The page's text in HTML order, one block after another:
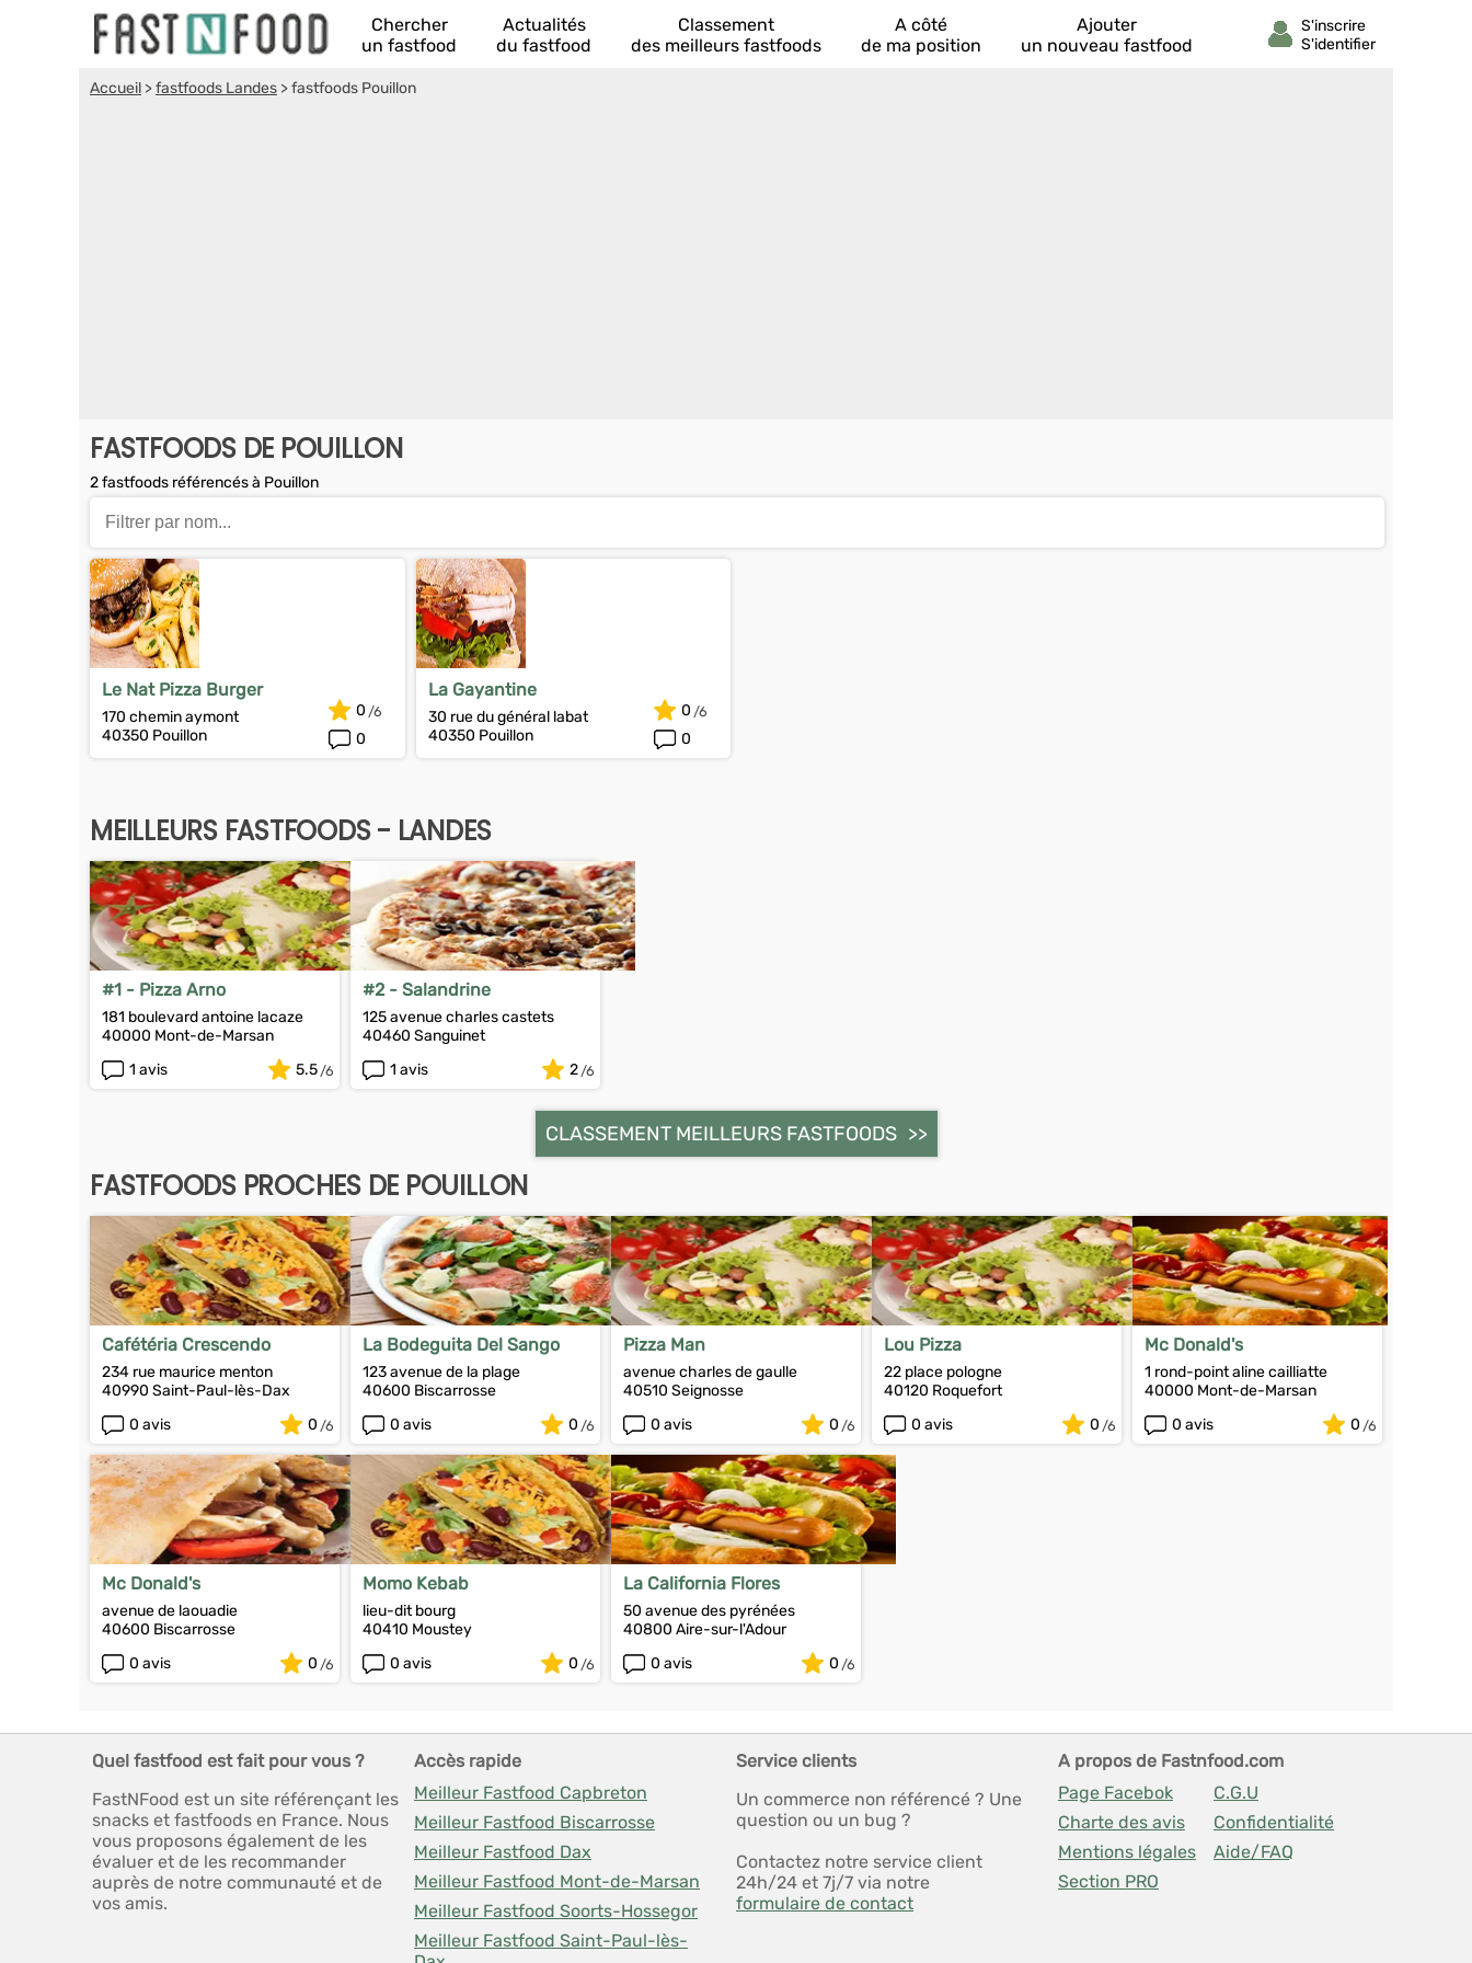
Chercher
un fastfood
Actualités
du fastfood
Classement
des meilleurs fastfoods
A côté
de ma position
Ajouter
un nouveau fastfood
Accueil >fastfoods Landes >fastfoods Pouillon
FASTFOODS DE POUILLON
2 fastfoods référencés à Pouillon
Le Nat Pizza Burger
170 chemin aymont
40350 Pouillon
0
0
La Gayantine
30 rue du général labat
40350 Pouillon
0
0
MEILLEURS FASTFOODS - LANDES
#1 - Pizza Arno
181 boulevard antoine lacaze
40000 Mont-de-Marsan
1 avis
5.5
#2 - Salandrine
125 avenue charles castets
40460 Sanguinet
1 avis
2
CLASSEMENT MEILLEURS FASTFOODS
FASTFOODS PROCHES DE POUILLON
Cafétéria Crescendo
234 rue maurice menton
40990 Saint-Paul-lès-Dax
0 avis
0
La Bodeguita Del Sango
123 avenue de la plage
40600 Biscarrosse
0 avis
0
Pizza Man
avenue charles de gaulle
40510 Seignosse
0 avis
0
Lou Pizza
22 place pologne
40120 Roquefort
0 avis
0
Mc Donald's
1 rond-point aline cailliatte
40000 Mont-de-Marsan
0 avis
0
Mc Donald's
avenue de laouadie
40600 Biscarrosse
0 avis
0
Momo Kebab
lieu-dit bourg
40410 Moustey
0 avis
0
La California Flores
50 avenue des pyrénées
40800 Aire-sur-l'Adour
0 avis
0
Quel fastfood est fait pour vous ?
FastNFood est un site référençant les
snacks et fastfoods en France. Nous
vous proposons également de les
évaluer et de les recommander
auprès de notre communauté et de
vos amis.
Accès rapide
Meilleur Fastfood Capbreton
Meilleur Fastfood Biscarrosse
Meilleur Fastfood Dax
Meilleur Fastfood Mont-de-Marsan
Meilleur Fastfood Soorts-Hossegor
Meilleur Fastfood Saint-Paul-lès-
Service clients
Un commerce non référencé ? Une
question ou un bug ?
Contactez notre service client
24h/24 et 7j/7 via notre
formulaire de contact
A propos de Fastnfood.com
Page Facebok
C.G.U
Charte des avis
Confidentialité
Mentions légales
Aide/FAQ
Section PRO